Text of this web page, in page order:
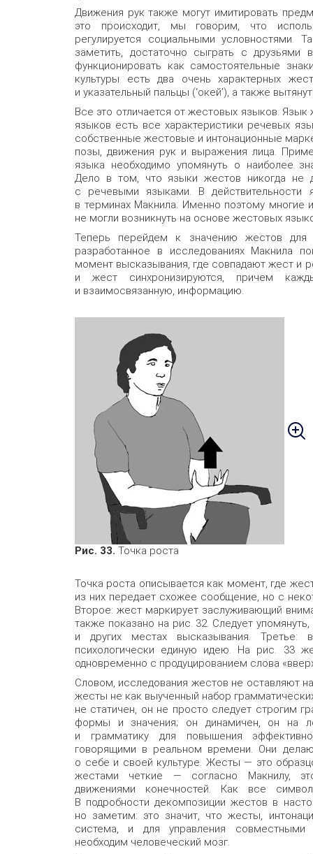
Движения рук также могут имитировать
это происходит, мы говорим, что
регулируется социальными
заметить, достаточно сыграть с друзьями
функционировать как самостоятельные
культуры есть два очень характерных
и указательный пальцы (‘окей’), а также
Все это отличается от жестовых языков.
языков есть все характеристики речевых
собственные жестовые и интонационные
позы, движения рук и выражения лица.
языка необходимо упомянуть о наиболее
Дело в том, что языки жестов никогда не
с речевыми языками. В действительности
в терминах Макнила. Именно поэтому многие
не могли возникнуть на основе жестовых
Теперь перейдем к значению жестов
разработанное в исследованиях Макнила
момент высказывания, где совпадают жест и
и жест синхронизируются, причем
и взаимосвязанную, информацию.
Рис. 33. Точка роста
Точка роста описывается как момент, где
из них передает схожее сообщение, но с
Второе: жест маркирует заслуживающий
также показано на рис. 32. Следует
и других местах высказывания.
психологически единую идею. На рис. 33
одновременно с продуцированием слова
Словом, исследования жестов не оставляют
жесты не как выученный набор
не статичен, он не просто следует строгим
формы и значения; он динамичен, он на
и грамматику для повышения
говорящими в реальном времени. Они
о себе и своей культуре. Жесты — это
жестами четкие — согласно Макнилу,
движениями конечностей. Как все
В подробности декомпозиции жестов в
но заметим: это значит, что жесты,
система, и для управления
необходим человеческий мозг.